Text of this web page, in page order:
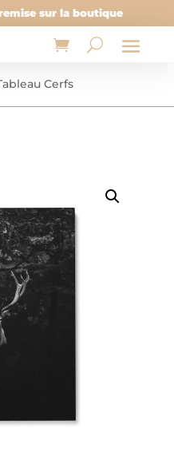
remise sur la boutique
Cerfs